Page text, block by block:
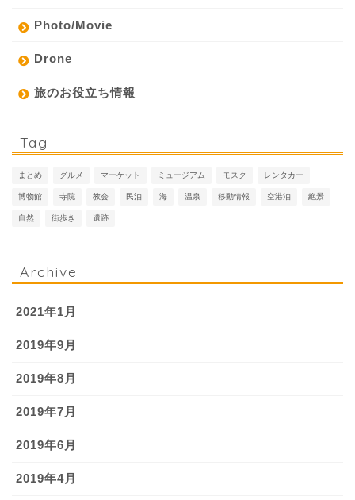
Photo/Movie
Drone
旅のお役立ち情報
Tag
まとめ グルメ マーケット ミュージアム モスク レンタカー
博物館 寺院 教会 民泊 海 温泉 移動情報 空港泊 絶景
自然 街歩き 遺跡
Archive
2021年1月
2019年9月
2019年8月
2019年7月
2019年6月
2019年4月